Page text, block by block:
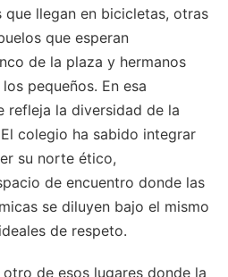
que llegan en bicicletas, otras
que esperan
de la plaza y hermanos
pequeños. En esa
refleja la diversidad de la
colegio ha sabido integrar
su norte ético,
de encuentro donde las
se diluyen bajo el mismo
de respeto.
de esos lugares donde la